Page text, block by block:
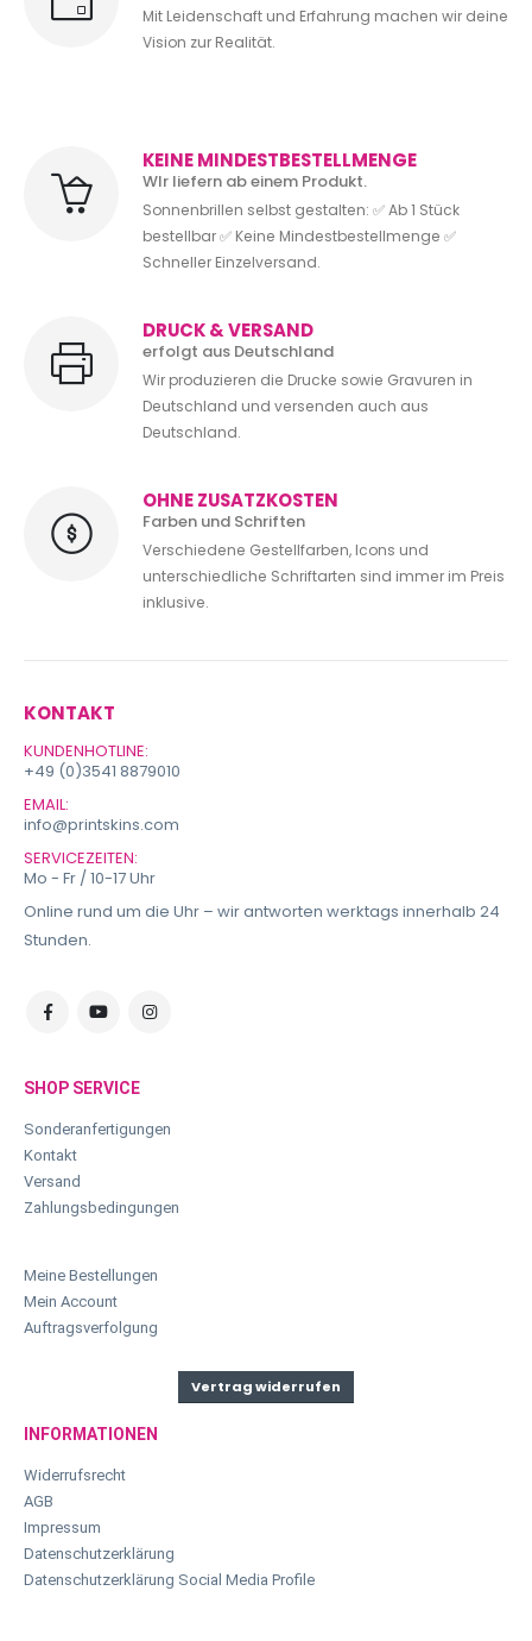
Mit Leidenschaft und Erfahrung machen wir deine
Vision zur Realität.
KEINE MINDESTBESTELLMENGE
WIr liefern ab einem Produkt.
Sonnenbrillen selbst gestalten: ✅ Ab 1 Stück
bestellbar ✅ Keine Mindestbestellmenge ✅
Schneller Einzelversand.
DRUCK & VERSAND
erfolgt aus Deutschland
Wir produzieren die Drucke sowie Gravuren in
Deutschland und versenden auch aus
Deutschland.
OHNE ZUSATZKOSTEN
Farben und Schriften
Verschiedene Gestellfarben, Icons und
unterschiedliche Schriftarten sind immer im Preis
inklusive.
KONTAKT
KUNDENHOTLINE:
+49 (0)3541 8879010
EMAIL:
info@printskins.com
SERVICEZEITEN:
Mo - Fr / 10-17 Uhr
Online rund um die Uhr – wir antworten werktags innerhalb 24
Stunden.
SHOP SERVICE
Sonderanfertigungen
Kontakt
Versand
Zahlungsbedingungen
Meine Bestellungen
Mein Account
Auftragsverfolgung
Vertrag widerrufen
INFORMATIONEN
Widerrufsrecht
AGB
Impressum
Datenschutzerklärung
Datenschutzerklärung Social Media Profile